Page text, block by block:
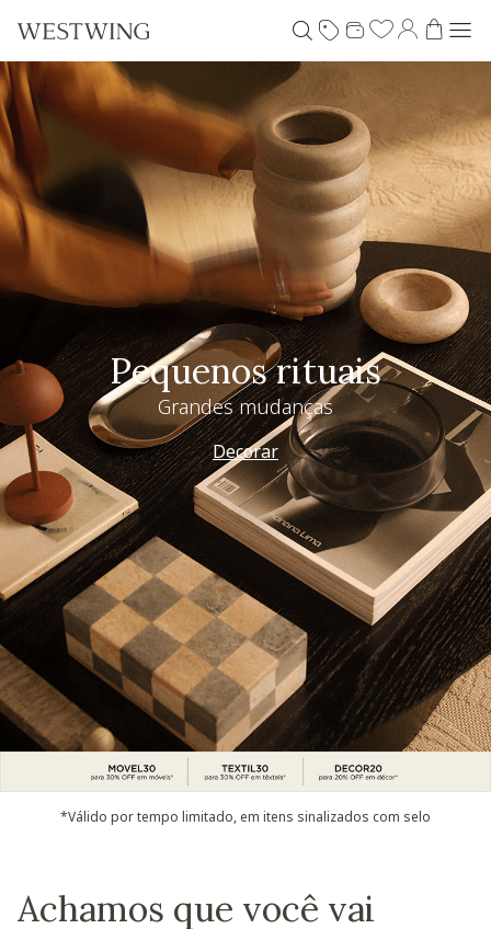
Pequenos rituais
Grandes mudanças
Decorar
*Válido por tempo limitado, em itens sinalizados com selo
Achamos que você vai